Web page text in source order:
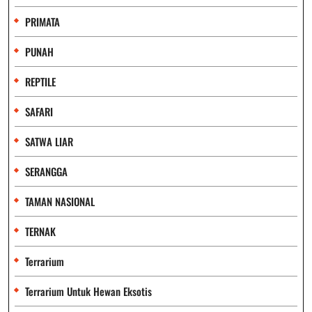
PRIMATA
PUNAH
REPTILE
SAFARI
SATWA LIAR
SERANGGA
TAMAN NASIONAL
TERNAK
Terrarium
Terrarium Untuk Hewan Eksotis